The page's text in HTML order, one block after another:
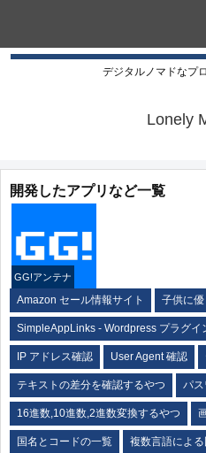
デジタルノマドなプ
Lonely
開発したアプリなど一覧
GG!アンテナ
Amazon セール情報サイト 子供に
SimpleAppLinks - Wordpress プラグイ
IP アドレス確認 User Agent 確認
テキストの差分を確認するやつ パ
16進数,10進数,2進数変換するやつ
国名とコードの一覧 複数言語によ